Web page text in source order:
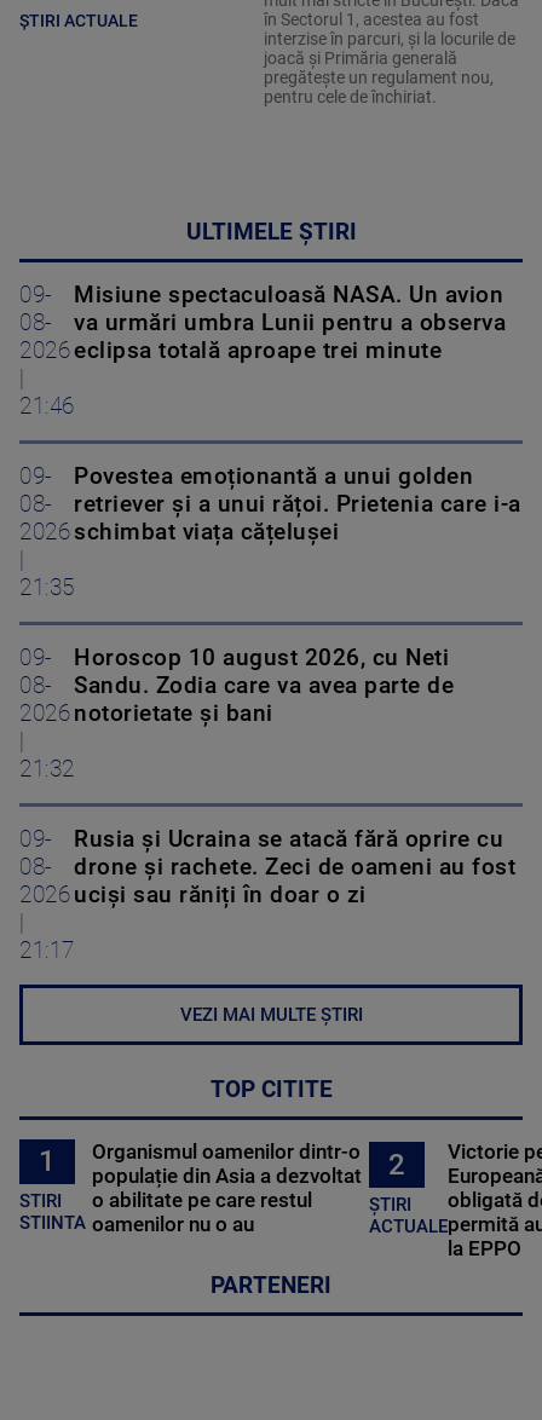
ȘTIRI ACTUALE
în Sectorul 1, acestea au fost
interzise în parcuri, și la locurile de
joacă și Primăria generală
pregătește un regulament nou,
pentru cele de închiriat.
ULTIMELE ȘTIRI
09-
08-
2026
|
21:46
Misiune spectaculoasă NASA. Un avion
va urmări umbra Lunii pentru a observa
eclipsa totală aproape trei minute
09-
08-
2026
|
21:35
Povestea emoționantă a unui golden
retriever și a unui rățoi. Prietenia care i-a
schimbat viața cățelușei
09-
08-
2026
|
21:32
Horoscop 10 august 2026, cu Neti
Sandu. Zodia care va avea parte de
notorietate și bani
09-
08-
2026
|
21:17
Rusia și Ucraina se atacă fără oprire cu
drone și rachete. Zeci de oameni au fost
uciși sau răniți în doar o zi
VEZI MAI MULTE ȘTIRI
TOP CITITE
1
STIRI
STIINTA
Organismul oamenilor dintr-o
populație din Asia a dezvoltat
o abilitate pe care restul
oamenilor nu o au
2
ȘTIRI
ACTUALE
Victorie
obligată
permită
la EPPO
PARTENERI